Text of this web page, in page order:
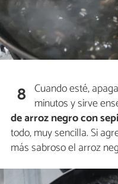
8 Cuando esté,
minutos y sirve
de arroz negro con
todo, muy sencilla. Si
más sabroso el arroz